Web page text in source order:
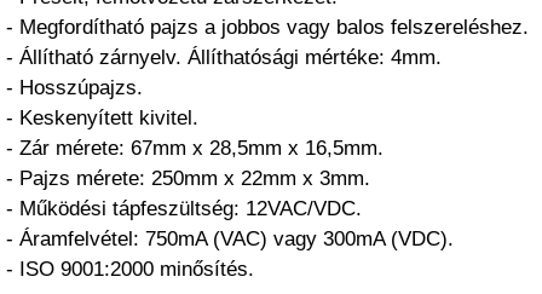
- Megfordítható pajzs a jobbos vagy balos felszereléshez.
- Állítható zárnyelv. Állíthatósági mértéke: 4mm.
- Hosszúpajzs.
- Keskenyített kivitel.
- Zár mérete: 67mm x 28,5mm x 16,5mm.
- Pajzs mérete: 250mm x 22mm x 3mm.
- Működési tápfeszültség: 12VAC/VDC.
- Áramfelvétel: 750mA (VAC) vagy 300mA (VDC).
- ISO 9001:2000 minősítés.